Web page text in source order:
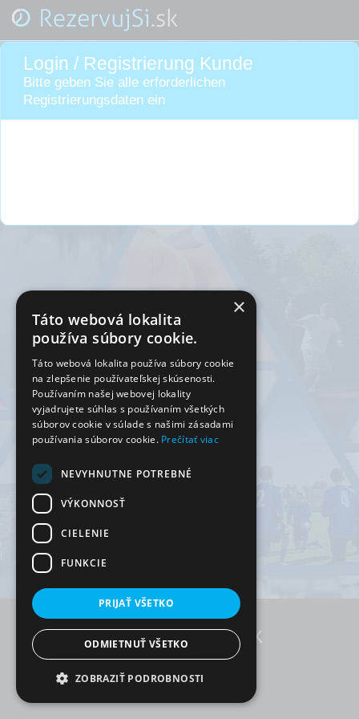
Login / Registrierung Kunde
Bitte geben Sie alle erforderlichen
Registrierungsdaten ein
×
Táto webová lokalita
používa súbory cookie.
Táto webová lokalita používa súbory cookie
na zlepšenie používateľskej skúsenosti.
Používaním našej webovej lokality
vyjadrujete súhlas s používaním všetkých
súborov cookie v súlade s našimi zásadami
používania súborov cookie. Prečítať viac
NEVYHNUTNE POTREBNÉ
VÝKONNOSŤ
CIELENIE
FUNKCIE
PRIJAŤ VŠETKO
ODMIETNUŤ VŠETKO
ZOBRAZIŤ PODROBNOSTI